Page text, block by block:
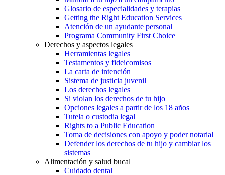
Glosario de especialidades y terapias
Getting the Right Education Services
Atención de un ayudante personal
Programa Community First Choice
Derechos y aspectos legales
Herramientas legales
Testamentos y fideicomisos
La carta de intención
Sistema de justicia juvenil
Los derechos legales
Si violan los derechos de tu hijo
Opciones legales a partir de los 18 años
Tutela o custodia legal
Rights to a Public Education
Toma de decisiones con apoyo y poder notarial
Defender los derechos de tu hijo y cambiar los
sistemas
Alimentación y salud bucal
Cuidado dental